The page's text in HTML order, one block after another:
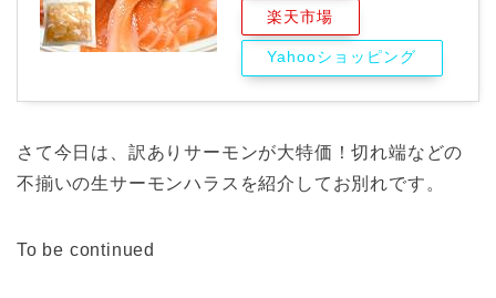
楽天市場
Yahooショッピング
さて今日は、訳ありサーモンが大特価！切れ端などの
不揃いの生サーモンハラスを紹介してお別れです。
To be continued